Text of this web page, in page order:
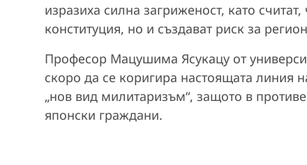
изразиха силна загриженост, като
конституция, но и създават риск за
Професор Мацушима Ясукацу от
скоро да се коригира настоящата линия
„нов вид милитаризъм“, защото в
японски граждани.